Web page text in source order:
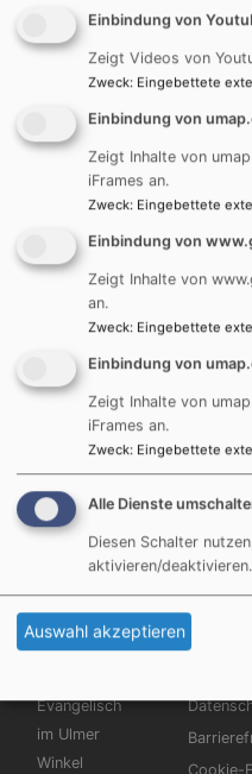
In unserem Pfarrstadl
Begegnung, des
finden Sie Räume für
Gottesdiensten und
Veranstaltungen für Jung
Anschrift
Tannenweg 19
89233 Neu-Ulm -
Bitte wenden Sie sich
83.95 KB
Nutzungsvertrag
120.8 KB
Evangelisch
im Ulmer
Winkel
Cookie-
Einbindung von
Zeigt Videos von
Zweck: Eingebettete
Einbindung von
Zeigt Inhalte von
iFrames an.
Zweck: Eingebettete
Einbindung von
Zeigt Inhalte von
an.
Zweck: Eingebettete
Einbindung von
Zeigt Inhalte von
iFrames an.
Zweck: Eingebettete
Alle Dienste
Diesen Schalter
aktivieren/deaktivieren.
Auswahl akzeptieren